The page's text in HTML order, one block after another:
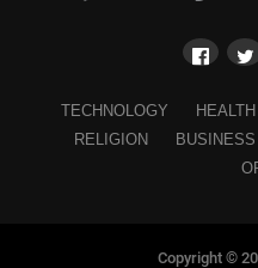
TECHNOLOGY HEALTH
RELIGION
BUSINESS
Copyright ©